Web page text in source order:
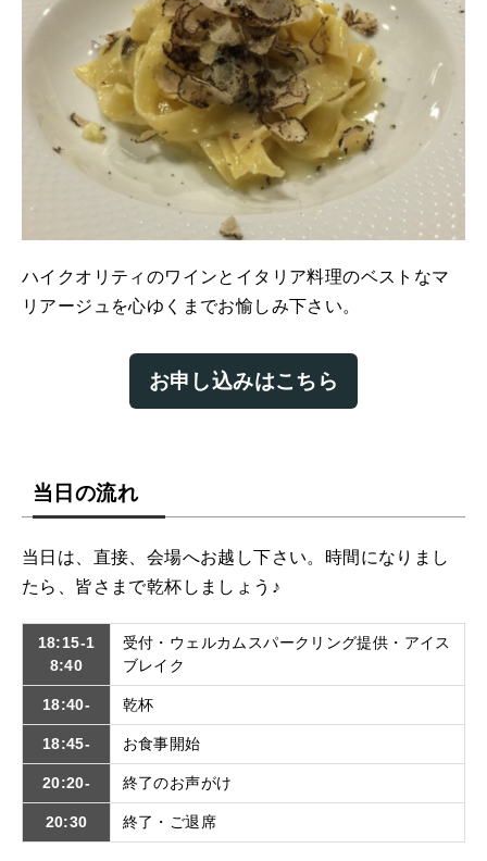
ハイクオリティのワインとイタリア料理のベストなマ
リアージュを心ゆくまでお愉しみ下さい。
お申し込みはこちら
当日の流れ
当日は、直接、会場へお越し下さい。時間になりまし
たら、皆さまで乾杯しましょう♪
18:15-1
8:40
受付・ウェルカムスパークリング提供・アイス
ブレイク
18:40- 乾杯
18:45- お食事開始
20:20- 終了のお声がけ
20:30 終了・ご退席